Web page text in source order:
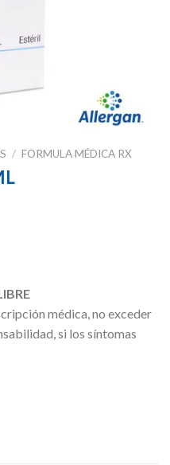
/ FORMULA MÉDICA RX
médica, no exceder
si los síntomas